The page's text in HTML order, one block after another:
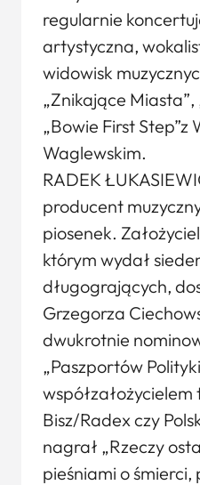
regularnie
artystyczna,
widowisk
„Znikające Miasta”,
„Bowie First Step”z
Waglewskim.
RADEK
producent
piosenek.
którym wydał
długogrających,
Grzegorza
dwukrotnie
„Paszportów
Bisz/Radex czy
nagrał „Rzeczy
pieśniami o śmierci,